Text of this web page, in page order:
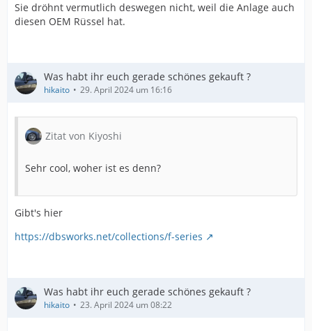
Sie dröhnt vermutlich deswegen nicht, weil die Anlage auch
diesen OEM Rüssel hat.
Was habt ihr euch gerade schönes gekauft ?
hikaito 29. April 2024 um 16:16
Zitat von Kiyoshi
Sehr cool, woher ist es denn?
Gibt's hier
https://dbsworks.net/collections/f-series
Was habt ihr euch gerade schönes gekauft ?
hikaito 23. April 2024 um 08:22